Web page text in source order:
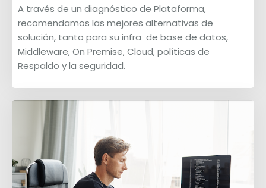
A través de un diagnóstico de Plataforma,
recomendamos las mejores alternativas de
solución, tanto para su infra de base de datos,
Middleware, On Premise, Cloud, políticas de
Respaldo y la seguridad.